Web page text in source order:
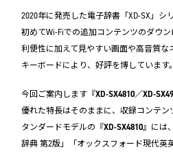
2020年に発売した電子辞書「XD-SX」シ
初めてWi-Fiでの追加コンテンツのダウ
利便性に加えて見やすい画面や高音質
キーボードにより、好評を博しています。
今回ご案内します『XD-SX4810／XD-
優れた特長はそのままに、収録コンテ
タンダードモデルの『XD-SX4810』には
辞典 第2版」「オックスフォード現代英